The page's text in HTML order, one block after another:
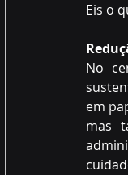
Eis o
No
em
mas